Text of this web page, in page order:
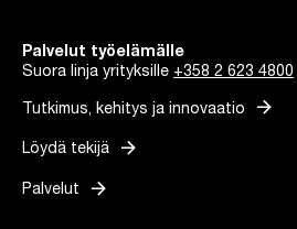
Palvelut työelämälle
Suora linja yrityksille +358 2 623 4800
Tutkimus, kehitys ja innovaatio arrow_forward
Löydä tekijä arrow_forward
Palvelut arrow_forward